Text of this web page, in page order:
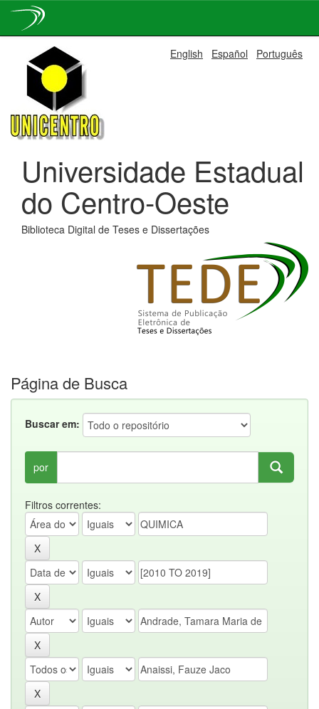
navigation
English Español Português
Universidade Estadual
do Centro-Oeste
Biblioteca Digital de Teses e Dissertações
Página de Busca
Buscar em:
por
Filtros correntes: